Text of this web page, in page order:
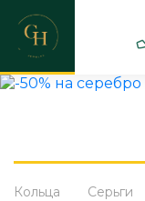
Кольца Серьги